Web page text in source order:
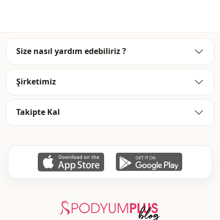
Kapama şekli̇
Size nasıl yardım edebiliriz ?
Şirketimiz
Takipte Kal